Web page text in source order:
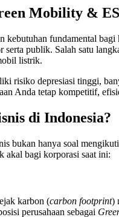
Mobility &
kebutuhan fundamental
publik. Salah satu
listrik.
risiko depresiasi tinggi,
Anda tetap kompetitif,
di Indonesia?
bukan hanya soal
akal bagi korporasi saat ini:
karbon (carbon footprint)
perusahaan sebagai